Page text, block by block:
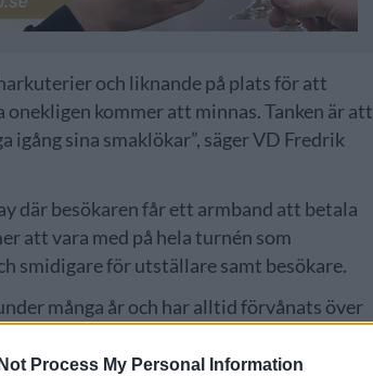
Process My Personal Information
och liknande på plats för att
kommer att minnas. Tanken är att
igång sina smaklökar”, säger VD Fredrik
där besökaren får ett armband att betala
att vara med på hela turnén som
smidigare för utställare samt besökare.
många år och har alltid förvånats över
betalningsflöden och kunduppföljning. Det